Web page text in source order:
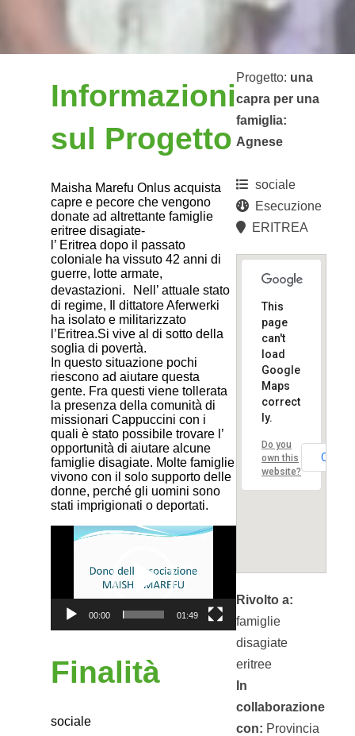
Informazioni
sul Progetto
Maisha Marefu Onlus acquista
capre e pecore che vengono
donate ad altrettante famiglie
eritree disagiate-
l’ Eritrea dopo il passato
coloniale ha vissuto 42 anni di
guerre, lotte armate,
devastazioni. Nell’ attuale stato
di regime, Il dittatore Aferwerki
ha isolato e militarizzato
l’Eritrea.Si vive al di sotto della
soglia di povertà.
In questo situazione pochi
riescono ad aiutare questa
gente. Fra questi viene tollerata
la presenza della comunità di
missionari Cappuccini con i
quali è stato possibile trovare l’
opportunità di aiutare alcune
famiglie disagiate. Molte famiglie
vivono con il solo supporto delle
donne, perché gli uomini sono
stati imprigionati o deportati.
Player
00:00 01:49
Finalità
sociale
Progetto: una
capra per una
famiglia:
Agnese
sociale
Esecuzione
ERITREA
This
page
can't
load
Google
Maps
correct
ly.
Do you
own this
website?
OK
Rivolto a:
famiglie
disagiate
eritree
In
collaborazione
con: Provincia